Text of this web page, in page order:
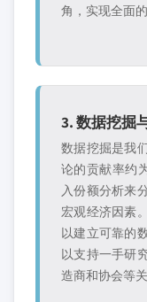
角，实现全面
3. 数据挖掘
数据挖掘是我
论的贡献率约
入份额分析来
宏观经济因素
以建立可靠的
以支持一手研
造商和协会等